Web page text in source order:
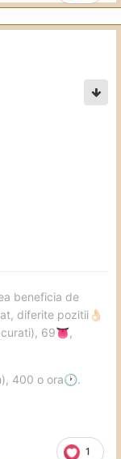
1
beneficia de
diferite pozitii👌🏻
69👅,
400 o ora🕐.